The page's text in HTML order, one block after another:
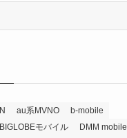
au系MVNO
b-mobile
BIGLOBEモバイル DMM mobile